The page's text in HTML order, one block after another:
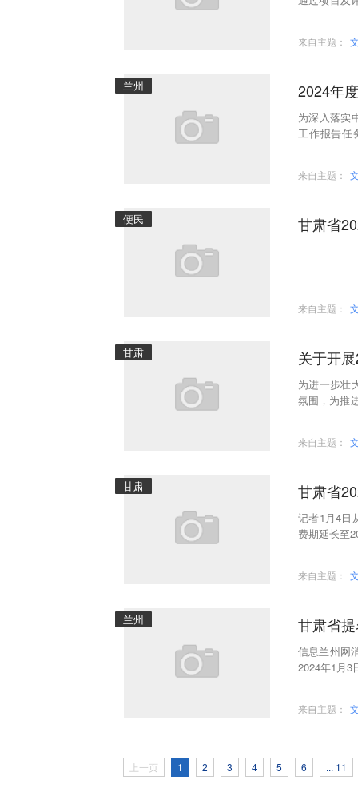
来自主题：
兰州 2024年
为深入落实
工作报告任
来自主题：
便民 甘肃省
来自主题：
甘肃 关于开
为进一步壮
氛围，为推
来自主题：
甘肃 甘肃省
记者1月4日
费期延长至
来自主题：
兰州 甘肃省
信息兰州网
2024年1月3
来自主题：
上一页 1 2 3 4 5 6 ... 11